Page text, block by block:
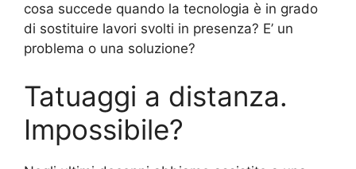
cosa succede quando la tecnologia è in grado
di sostituire lavori svolti in presenza? E’ un
problema o una soluzione?
Tatuaggi a distanza.
Impossibile?